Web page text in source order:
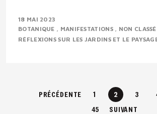
18 MAI 2023
BOTANIQUE
MANIFESTATIONS
NON CLASSÉ
RÉFLEXIONS SUR LES JARDINS ET LE
PRÉCÉDENTE 1 2 3
45
SUIVANT